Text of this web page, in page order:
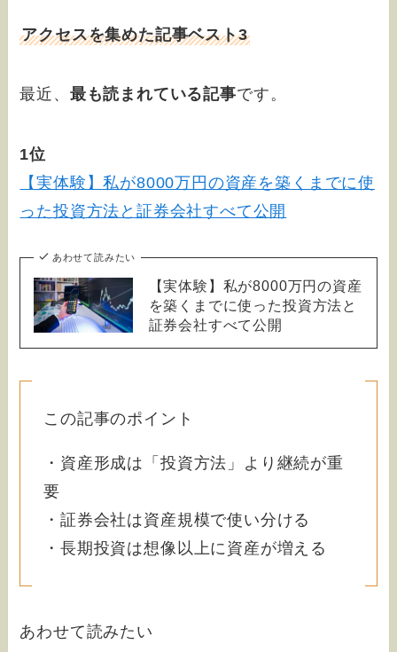
アクセスを集めた記事ベスト3
最近、 最も読まれている記事です。
1位
【実体験】私が8000万円の資産を築くまでに使
った投資方法と証券会社すべて公開
あわせて読みたい
【実体験】私が8000万円の資産
を築くまでに使った投資方法と
証券会社すべて公開
この記事のポイント
・資産形成は「投資方法」より継続が重
要
・証券会社は資産規模で使い分ける
・長期投資は想像以上に資産が増える
あわせて読みたい